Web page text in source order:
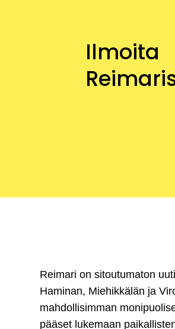
Ilmoita
Reimari on sitoutumaton
Haminan, Miehikkälän ja
mahdollisimman
pääset lukemaan